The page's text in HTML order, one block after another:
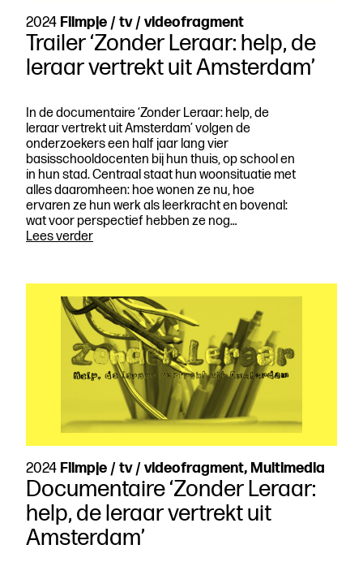
2024 Filmpje / tv / videofragment
Trailer ‘Zonder Leraar: help, de
leraar vertrekt uit Amsterdam’
In de documentaire ‘Zonder Leraar: help, de
leraar vertrekt uit Amsterdam’ volgen de
onderzoekers een half jaar lang vier
basisschooldocenten bij hun thuis, op school en
in hun stad. Centraal staat hun woonsituatie met
alles daaromheen: hoe wonen ze nu, hoe
ervaren ze hun werk als leerkracht en bovenal:
wat voor perspectief hebben ze nog…
Lees verderTrailer
help,
de
leraar
vertrekt
uit
Amsterdam’
2024 Filmpje / tv / videofragment, Multimedia
Documentaire ‘Zonder Leraar:
help, de leraar vertrekt uit
Amsterdam’